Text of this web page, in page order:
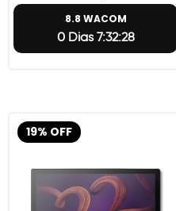
8.8 WACOM
0 Dias 7:32:27
19% OFF